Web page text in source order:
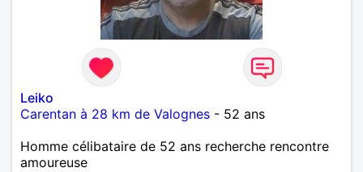
Leiko
Carentan à 28 km de Valognes - 52 ans
Homme célibataire de 52 ans recherche rencontre
amoureuse